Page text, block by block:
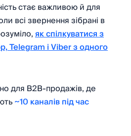
стає важливою й для
всі звернення зібрані в
як спілкуватися з
Telegram і Viber з одного
для B2B-продажів, де
~10 каналів під час